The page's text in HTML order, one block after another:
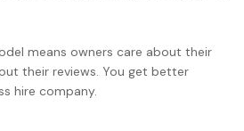
means owners care about their
their reviews. You get better
hire company.